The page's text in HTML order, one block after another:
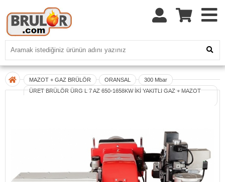
MAZOT + GAZ BRÜLÖR ORANSAL
300 Mbar
ÜRET BRÜLÖR ÜRG L 7 AZ 650-1658KW İKİ YAKITLI GAZ + MAZOT